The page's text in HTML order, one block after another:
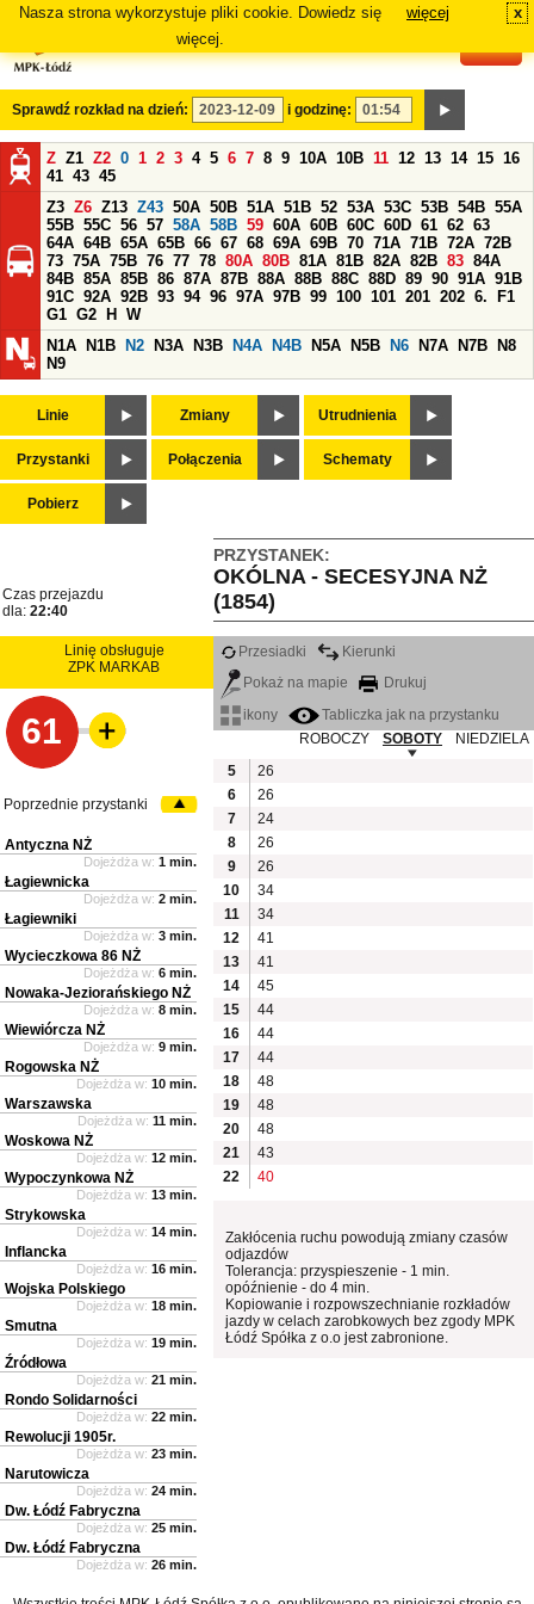
Nasza strona wykorzystuje pliki cookie. Dowiedz się
więcej.
więcej x
Sprawdź rozkład na dzień: i godzinę:
Z Z1 Z2 0 1 2 3 4 5 6 7 8 9 10A 10B 11 12 13 14 15 16
41 43 45
Z3 Z6 Z13 Z43 50A 50B 51A 51B 52 53A 53C 53B 54B 55A
55B 55C 56 57 58A 58B 59 60A 60B 60C 60D 61 62 63
64A 64B 65A 65B 66 67 68 69A 69B 70 71A 71B 72A 72B
73 75A 75B 76 77 78 80A 80B 81A 81B 82A 82B 83 84A
84B 85A 85B 86 87A 87B 88A 88B 88C 88D 89 90 91A 91B
91C 92A 92B 93 94 96 97A 97B 99 100 101 201 202 6.
F1
G1 G2 H
W
N1A
N1B N2 N3A N3B N4A N4B N5A N5B N6 N7A N7B
N8
N9
Linie Zmiany Utrudnienia
Przystanki Połączenia Schematy
Pobierz
PRZYSTANEK:
OKÓLNA - SECESYJNA NŻ
(1854)
Czas przejazdu
dla: 22:40
Linię obsługuje
ZPK MARKAB
61
Przesiadki
Kierunki
Pokaż na mapie
Drukuj
ikony
Tabliczka jak na przystanku
ROBOCZY
SOBOTY
NIEDZIELA
5
26
6
26
7
24
8
26
9
26
10
34
11
34
12
41
13
41
14
45
15
44
16
44
17
44
18
48
19
48
20
48
21
43
22
40
Zakłócenia ruchu powodują zmiany czasów
odjazdów
Tolerancja: przyspieszenie - 1 min.
opóźnienie - do 4 min.
Kopiowanie i rozpowszechnianie rozkładów
jazdy w celach zarobkowych bez zgody MPK
Łódź Spółka z o.o jest zabronione.
Poprzednie przystanki
Antyczna NŻ
Dojeżdża w: 1 min.
Łagiewnicka
Dojeżdża w: 2 min.
Łagiewniki
Dojeżdża w: 3 min.
Wycieczkowa 86 NŻ
Dojeżdża w: 6 min.
Nowaka-Jeziorańskiego NŻ
Dojeżdża w: 8 min.
Wiewiórcza NŻ
Dojeżdża w: 9 min.
Rogowska NŻ
Dojeżdża w: 10 min.
Warszawska
Dojeżdża w: 11 min.
Woskowa NŻ
Dojeżdża w: 12 min.
Wypoczynkowa NŻ
Dojeżdża w: 13 min.
Strykowska
Dojeżdża w: 14 min.
Inflancka
Dojeżdża w: 16 min.
Wojska Polskiego
Dojeżdża w: 18 min.
Smutna
Dojeżdża w: 19 min.
Źródłowa
Dojeżdża w: 21 min.
Rondo Solidarności
Dojeżdża w: 22 min.
Rewolucji 1905r.
Dojeżdża w: 23 min.
Narutowicza
Dojeżdża w: 24 min.
Dw. Łódź Fabryczna
Dojeżdża w: 25 min.
Dw. Łódź Fabryczna
Dojeżdża w: 26 min.